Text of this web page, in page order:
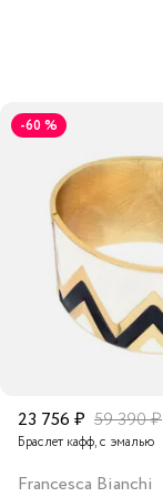
-60 %
23 756 ₽ 59 390 ₽
Браслет кафф, с эмалью
Francesca Bianchi